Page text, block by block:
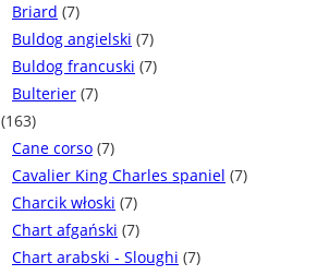
Briard (7)
Buldog angielski (7)
Buldog francuski (7)
Bulterier (7)
(163)
Cane corso (7)
Cavalier King Charles spaniel (7)
Charcik włoski (7)
Chart afgański (7)
Chart arabski - Sloughi (7)